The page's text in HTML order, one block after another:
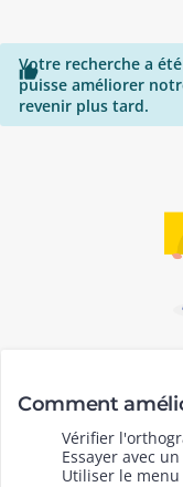

Votre recherche a
puisse améliorer
revenir plus tard.
Comment
Vérifier
Essayer avec
Utiliser le